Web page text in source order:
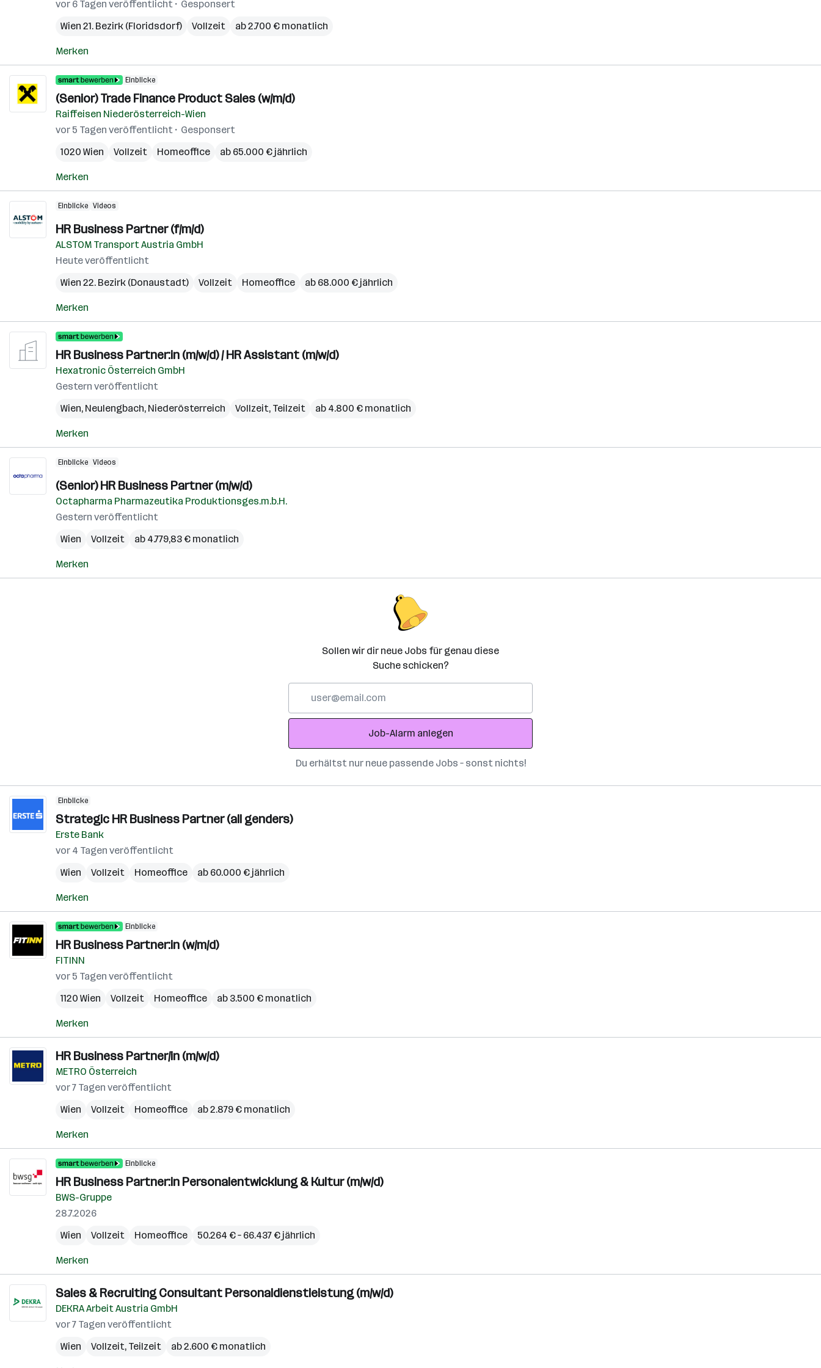
vor 6 Tagen veröffentlicht
Gesponsert
Wien 21. Bezirk (Floridsdorf)
Vollzeit ab 2.700 € monatlich
Merken
Einblicke
(Senior) Trade Finance Product Sales (w/m/d)
Raiffeisen Niederösterreich-Wien
vor 5 Tagen veröffentlicht
Gesponsert
1020 Wien
Vollzeit Homeoffice ab 65.000 € jährlich
Merken
Einblicke Videos
HR Business Partner (f/m/d)
ALSTOM Transport Austria GmbH
Heute veröffentlicht
Wien 22. Bezirk (Donaustadt)
Vollzeit Homeoffice ab 68.000 € jährlich
Merken
HR Business Partner:in (m/w/d) / HR Assistant (m/w/d)
Hexatronic Österreich GmbH
Gestern veröffentlicht
Wien, Neulengbach, Niederösterreich Vollzeit, Teilzeit ab 4.800 € monatlich
Merken
Einblicke Videos
(Senior) HR Business Partner (m/w/d)
Octapharma Pharmazeutika Produktionsges.m.b.H.
Gestern veröffentlicht
Wien
Vollzeit ab 4.779,83 € monatlich
Merken
Sollen wir dir neue Jobs für genau diese
Suche schicken?
Adresse
Job-Alarm anlegen
Du erhältst nur neue passende Jobs – sonst nichts!
Einblicke
Strategic HR Business Partner (all genders)
Erste Bank
vor 4 Tagen veröffentlicht
Wien
Vollzeit Homeoffice ab 60.000 € jährlich
Merken
Einblicke
HR Business Partner:in (w/m/d)
FITINN
vor 5 Tagen veröffentlicht
1120 Wien
Vollzeit Homeoffice ab 3.500 € monatlich
Merken
HR Business Partner/in (m/w/d)
METRO Österreich
vor 7 Tagen veröffentlicht
Wien
Vollzeit Homeoffice ab 2.879 € monatlich
Merken
Einblicke
HR Business Partner:in Personalentwicklung & Kultur (m/w/d)
BWS-Gruppe
28.7.2026
Wien
Vollzeit Homeoffice 50.264 € – 66.437 € jährlich
Merken
Sales & Recruiting Consultant Personaldienstleistung (m/w/d)
DEKRA Arbeit Austria GmbH
vor 7 Tagen veröffentlicht
Wien
Vollzeit, Teilzeit ab 2.600 € monatlich